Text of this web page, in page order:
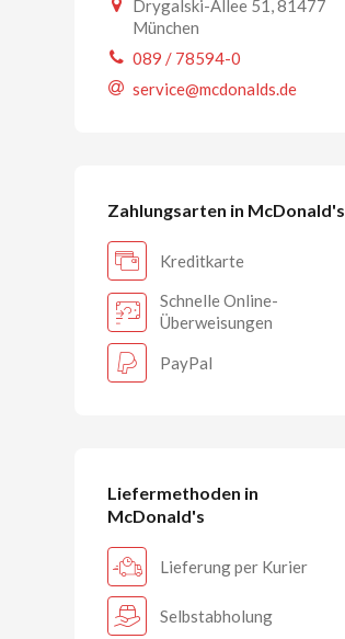
Drygalski-Allee 51, 81477
München
089 / 78594-0
service@mcdonalds.de
Zahlungsarten in McDonald's
Kreditkarte
Schnelle Online-
Überweisungen
PayPal
Liefermethoden in
McDonald's
Lieferung per Kurier
Selbstabholung